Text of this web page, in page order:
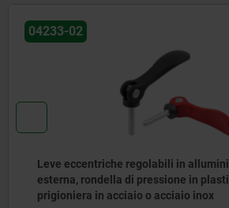
04233
Leva eccentrica regolabile in acciaio
filettatura esterna, rondella di
metallo e vite prigioniera in acciaio